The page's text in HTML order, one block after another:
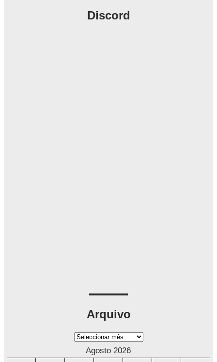
Discord
Arquivo
A
Agosto 2026